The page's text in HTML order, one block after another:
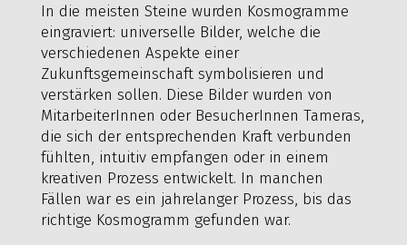
In die meisten Steine wurden Kosmogramme
eingraviert: universelle Bilder, welche die
verschiedenen Aspekte einer
Zukunftsgemeinschaft symbolisieren und
verstärken sollen. Diese Bilder wurden von
MitarbeiterInnen oder BesucherInnen Tameras,
die sich der entsprechenden Kraft verbunden
fühlten, intuitiv empfangen oder in einem
kreativen Prozess entwickelt. In manchen
Fällen war es ein jahrelanger Prozess, bis das
richtige Kosmogramm gefunden war.